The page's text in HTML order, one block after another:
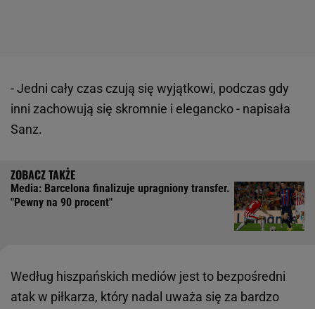
- Jedni cały czas czują się wyjątkowi, podczas gdy
inni zachowują się skromnie i elegancko - napisała
Sanz.
Media: Barcelona finalizuje upragniony transfer.
"Pewny na 90 procent"
Według hiszpańskich mediów jest to bezpośredni
atak w piłkarza, który nadal uważa się za bardzo